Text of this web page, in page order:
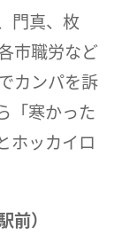
門真、枚
市職労など
カンパを訴
「寒かった
ホッカイロ
前）